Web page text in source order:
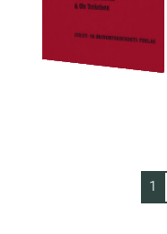
1